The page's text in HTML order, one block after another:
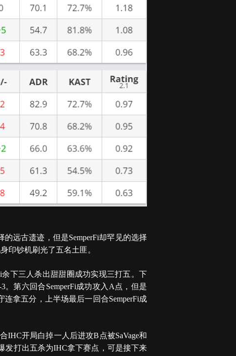
远古遗迹，但是SemperFi却罕见的选择
印钞机刷光了五名土匪。
余下三人杀出甜甜圈成功实现三打五。下
第六回合SemperFi成功攻入A点，但是
拿五分，上半场最后一回合SemperFi成
IHC开局白掉一人后进攻B点被SaVage和
发打出五杀为IHC拿下赛点，可是接下来